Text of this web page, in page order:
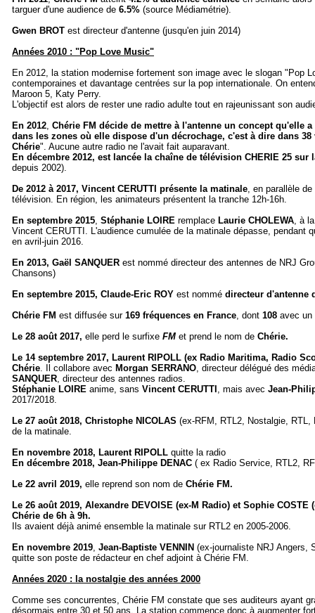
targuer d'une audience de 6.5% (source Médiamétrie).
Gwen BROT est directeur d'antenne (jusqu'en juin 2014)
Années 2010 : "Pop Love Music"
En 2012, la station modernise fortement son image avec le slogan "Pop
contemporaines et davantage centrées sur la pop internationale. On
Maroon 5, Katy Perry.
L'objectif est alors de rester une radio adulte tout en rajeunissant son
En 2012, Chérie FM décide de mettre à l'antenne un concept qu'elle
dans les zones où elle dispose d'un décrochage, c'est à dire dans 38
Chérie". Aucune autre radio ne l'avait fait auparavant.
En décembre 2012, est lancée la chaîne de télévision CHERIE 25 sur
depuis 2002).
De 2012 à 2017, Vincent CERUTTI présente la matinale, en parallèle
télévision. En région, les animateurs présentent la tranche 12h-16h.
En septembre 2015, Stéphanie LOIRE remplace Laurie CHOLEWA, à
Vincent CERUTTI. L'audience cumulée de la matinale dépasse, pendant
en avril-juin 2016.
En 2013, Gaël SANQUER est nommé directeur des antennes de NRJ
Chansons)
En septembre 2015, Claude-Eric ROY est nommé directeur d'antenne
Chérie FM est diffusée sur169 fréquences en France, dont 108 avec un
Le 28 août 2017, elle perd le surfixe FM et prend le nom de Chérie.
Le 14 septembre 2017, Laurent RIPOLL (ex Radio Maritima, Radio
Chérie. Il collabore avec Morgan SERRANO, directeur délégué des
SANQUER, directeur des antennes radios.
Stéphanie LOIRE anime, sans Vincent CERUTTI , mais avec Jean-
2017/2018.
Le 27 août 2018, Christophe NICOLAS (ex-RFM, RTL2, Nostalgie, RTL,
de la matinale.
En novembre 2018, Laurent RIPOLL quitte la radio
En décembre 2018, Jean-Philippe DENAC ( ex Radio Service, RTL2,
Le 22 avril 2019, elle reprend son nom de Chérie FM.
Le 26 août 2019, Alexandre DEVOISE (ex-M Radio) et Sophie COSTE
Chérie de 6h à 9h.
Ils avaient déjà animé ensemble la matinale sur RTL2 en 2005-2006.
En novembre 2019, Jean-Baptiste VENNIN (ex-journaliste NRJ Angers,
quitte son poste de rédacteur en chef adjoint à Chérie FM.
Années 2020 : la nostalgie des années 2000
Comme ses concurrentes, Chérie FM constate que ses auditeurs ayant
désormais entre 30 et 50 ans. La station commence donc à augmenter